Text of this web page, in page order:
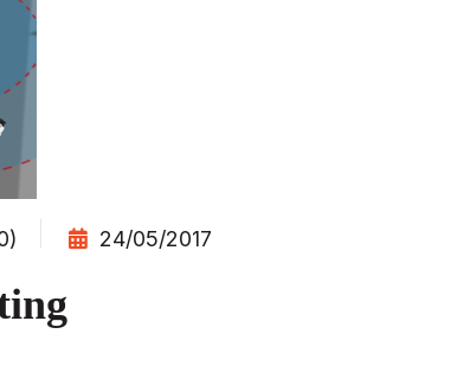
24/05/2017